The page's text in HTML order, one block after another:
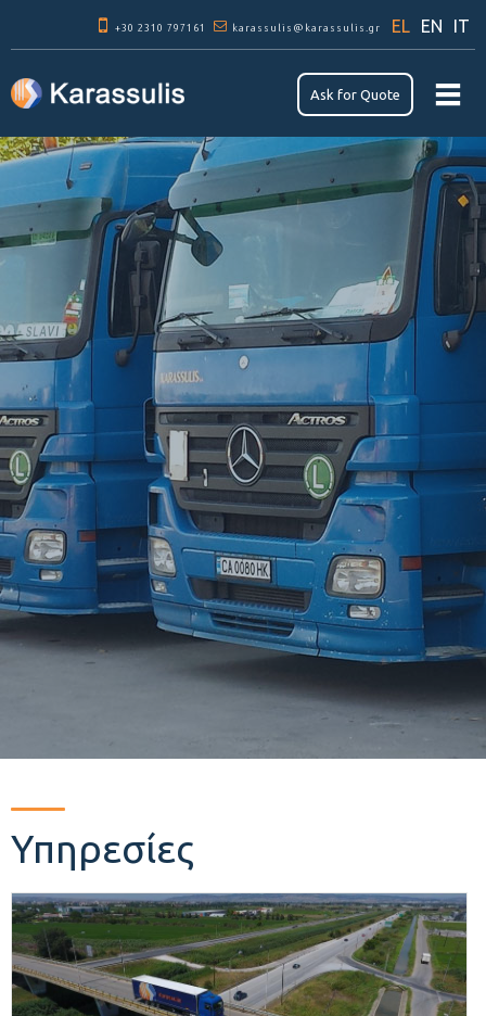
προς το
κυρίως
+30 2310 797161 karassulis@karassulis.gr EL EN IT
Αsk for Quote
Υπηρεσίες